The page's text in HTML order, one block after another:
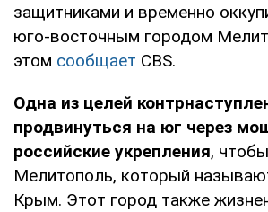
защитниками и временно
юго-восточным городом
этом сообщает CBS.
Одна из целей
продвинуться на юг через
российские укрепления,
Мелитополь, который
Крым. Этот город также